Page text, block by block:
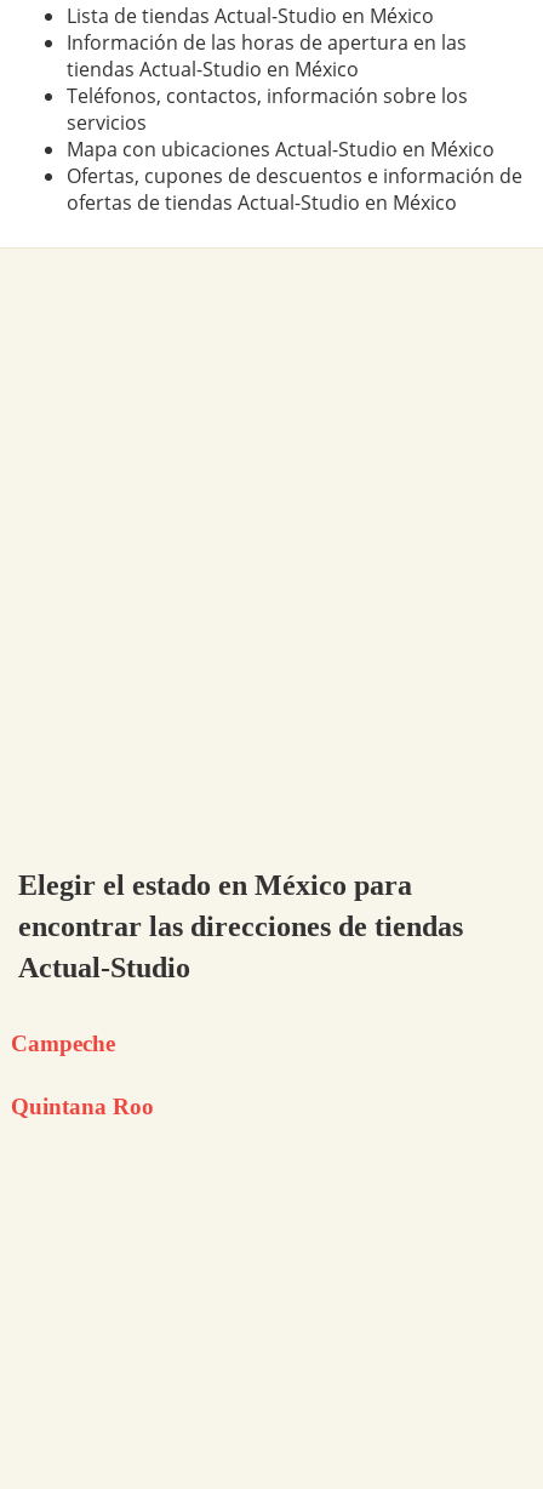
Lista de tiendas Actual-Studio en México
Información de las horas de apertura en las
tiendas Actual-Studio en México
Teléfonos, contactos, información sobre los
servicios
Mapa con ubicaciones Actual-Studio en México
Ofertas, cupones de descuentos e información de
ofertas de tiendas Actual-Studio en México
Elegir el estado en México para
encontrar las direcciones de tiendas
Actual-Studio
Campeche
Quintana Roo